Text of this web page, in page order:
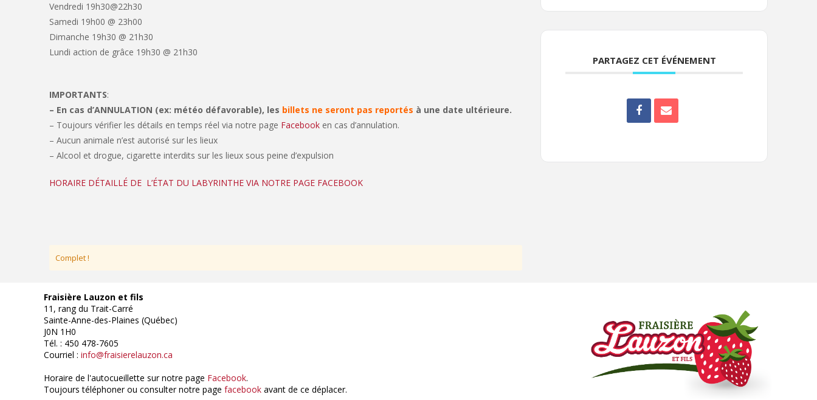
Vendredi 19h30@22h30
Samedi 19h00 @ 23h00
Dimanche 19h30 @ 21h30
Lundi action de grâce 19h30 @ 21h30
IMPORTANTS:
– En cas d’ANNULATION (ex: météo défavorable), les billets ne seront pas reportés à une date ultérieure.
– Toujours vérifier les détails en temps réel via notre page Facebooken cas d’annulation.
– Aucun animale n’est autorisé sur les lieux
– Alcool et drogue, cigarette interdits sur les lieux sous peine d’expulsion
HORAIRE DÉTAILLÉ DE L’ÉTAT DU LABYRINTHE VIA NOTRE PAGE FACEBOOK
Complet !
PARTAGEZ CET ÉVÉNEMENT
Fraisière Lauzon et fils
11, rang du Trait-Carré
Sainte-Anne-des-Plaines (Québec)
J0N 1H0
Tél. : 450 478-7605
Courriel : info@fraisierelauzon.ca
Horaire de l'autocueillette sur notre page Facebook.
Toujours téléphoner ou consulter notre page facebook avant de ce déplacer.